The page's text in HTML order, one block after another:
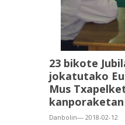
23 bikote
jokatutako
Mus
kanporaketan
Danbolin— 2018-02-12